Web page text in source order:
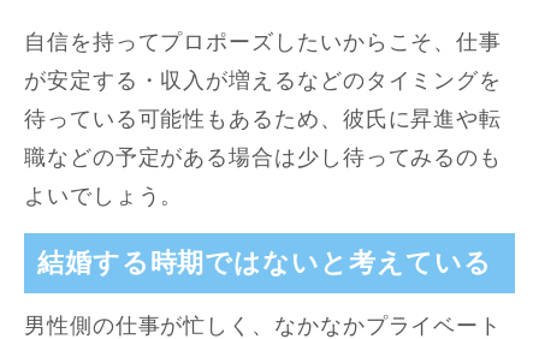
自信を持ってプロポーズしたいからこそ、仕事
が安定する・収入が増えるなどのタイミングを
待っている可能性もあるため、彼氏に昇進や転
職などの予定がある場合は少し待ってみるのも
よいでしょう。
結婚する時期ではないと考えている
男性側の仕事が忙しく、なかなかプライベート